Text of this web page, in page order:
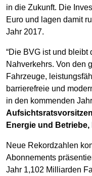
in die Zukunft. Die
Euro und lagen damit
Jahr 2017.
“Die BVG ist und
Nahverkehrs. Von den
Fahrzeuge,
barrierefreie und
in den kommenden
Energie und
Neue Rekordzahlen
Abonnements
Jahr 1,102 Milliarden